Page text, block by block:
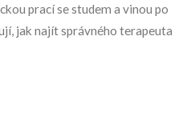
prací se studem a vinou po
jak najít správného terapeuta